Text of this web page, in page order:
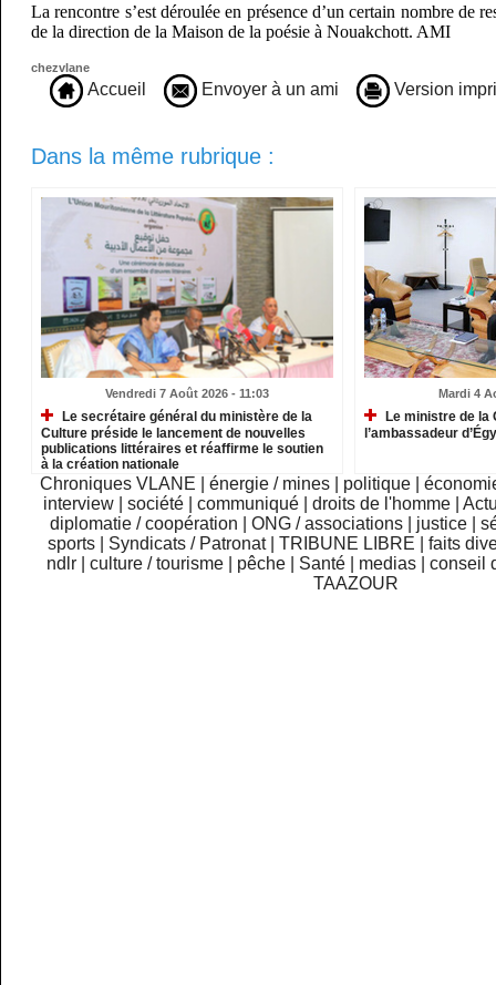
La rencontre s’est déroulée en présence d’un certain nombre de
de la direction de la Maison de la poésie à Nouakchott. AMI
chezvlane
Accueil Envoyer à un ami Version
Dans la même rubrique :
Vendredi 7 Août 2026 - 11:03
Le secrétaire général du ministère de la
Culture préside le lancement de nouvelles
publications littéraires et réaffirme le soutien
à la création nationale
Mardi 4
Le ministre de la
l’ambassadeur
Chroniques VLANE énergie / mines politique
interview
|société |communiqué |droits de l'homme |
diplomatie / coopération
ONG / associations justice
sports
Syndicats / Patronat TRIBUNE LIBRE
faits
ndlr
|culture / tourisme pêche Santé medias |conseil
TAAZOUR